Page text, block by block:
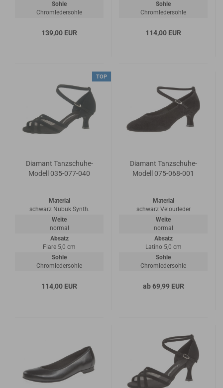
Sohle
Chromledersohle
139,00 EUR
Sohle
Chromledersohle
114,00 EUR
TOP
Diamant Tanzschuhe-
Modell 035-077-040
Material
schwarz Nubuk Synth.
Weite
normal
Absatz
Flare 5,0 cm
Sohle
Chromledersohle
114,00 EUR
Diamant Tanzschuhe-
Modell 075-068-001
Material
schwarz Velourleder
Weite
normal
Absatz
Latino 5,0 cm
Sohle
Chromledersohle
ab 69,99 EUR